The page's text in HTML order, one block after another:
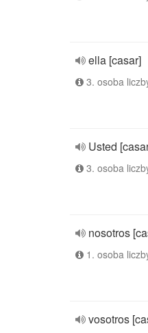
ella [casar]
3. osoba
Usted
3. osoba
nosotros
1. osoba
vosotros